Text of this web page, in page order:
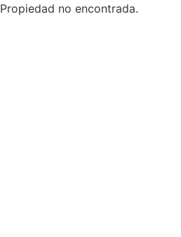
Propiedad no encontrada.